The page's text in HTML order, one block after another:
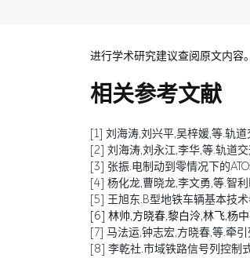
进行学术研究建议查阅原文内容。
相关参考文献
[1] 刘海涛,刘兴平,吴梓媛,等.轨
[2] 刘海涛,刘永江,李华,等.轨道
[3] 张振.电制动到零情况下的
[4] 杨化龙,曹晓龙,李文勇,等.智
[5] 王旭东.B型地铁车辆基本技
[6] 林帅,方晓春,黎白泠,林飞,杨
[7] 马法运,钟志宏,方晓春,等.牵
[8] 李乾社.市域铁路信号列控制